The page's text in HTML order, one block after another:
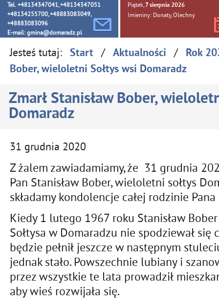
Tel. +48134347041, +48134347051
+48134255700, +48883083049,
+48883083096
E-mail: gmina@domaradz.pl
Piątek, 7sierpnia 2026
Imieniny: Donaty, Olechny
Jesteś tutaj: Start / Aktualności / Rok
Bober, wieloletni Sołtys wsi Domaradz
Zmarł Stanisław Bober,
Domaradz
31 grudnia 2020
Z żalem zawiadamiamy, że 31 grudnia
Pan Stanisław Bober, wieloletni sołtys
składamy kondolencje całej rodzinie Pana
Kiedy 1 lutego 1967 roku Stanisław
Sołtysa w Domaradzu nie spodziewał się
będzie pełnił jeszcze w następnym
jednak stało. Powszechnie lubiany i
przez wszystkie te lata prowadził
aby wieś rozwijała się.